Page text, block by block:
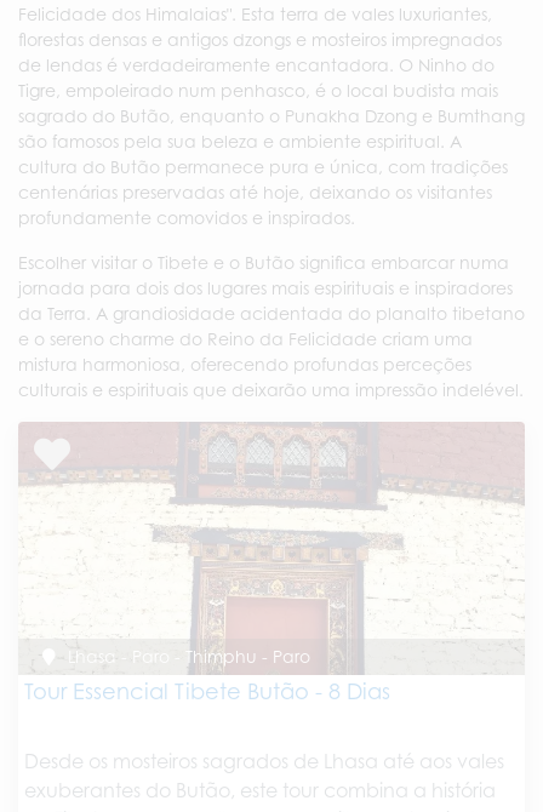
Felicidade dos Himalaias". Esta terra de vales luxuriantes,
florestas densas e antigos dzongs e mosteiros impregnados
de lendas é verdadeiramente encantadora. O Ninho do
Tigre, empoleirado num penhasco, é o local budista mais
sagrado do Butão, enquanto o Punakha Dzong e Bumthang
são famosos pela sua beleza e ambiente espiritual. A
cultura do Butão permanece pura e única, com tradições
centenárias preservadas até hoje, deixando os visitantes
profundamente comovidos e inspirados.
Escolher visitar o Tibete e o Butão significa embarcar numa
jornada para dois dos lugares mais espirituais e inspiradores
da Terra. A grandiosidade acidentada do planalto tibetano
e o sereno charme do Reino da Felicidade criam uma
mistura harmoniosa, oferecendo profundas perceções
culturais e espirituais que deixarão uma impressão indelével.
Lhasa - Paro - Thimphu - Paro
Tour Essencial Tibete Butão - 8 Dias
Desde os mosteiros sagrados de Lhasa até aos vales
exuberantes do Butão, este tour combina a história